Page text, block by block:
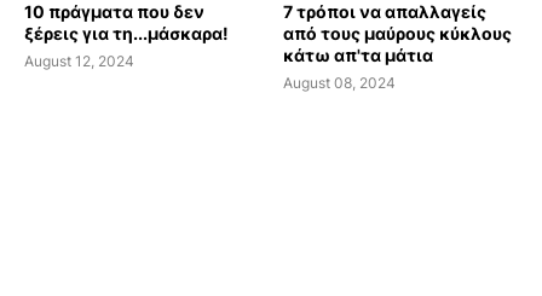
10 πράγματα που δεν
ξέρεις για τη...μάσκαρα!
August 12, 2024
7 τρόποι να απαλλαγείς
από τους μαύρους κύκλους
κάτω απ'τα μάτια
August 08, 2024